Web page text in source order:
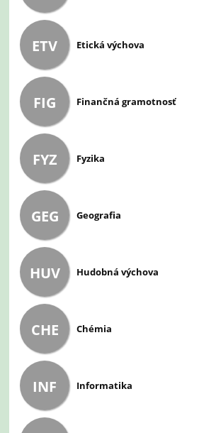
ETV Etická výchova
FIG Finančná gramotnosť
FYZ Fyzika
GEG Geografia
HUV Hudobná výchova
CHE Chémia
INF Informatika